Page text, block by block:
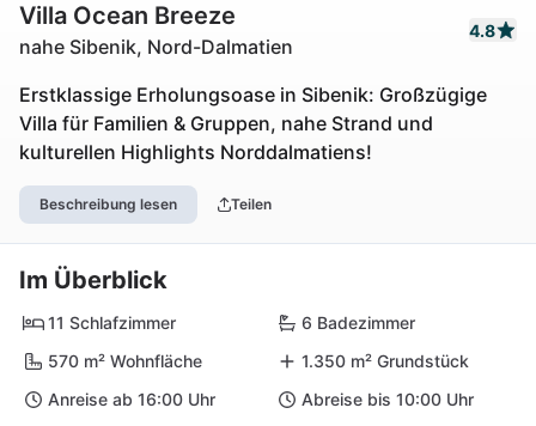
Villa Ocean Breeze
nahe Sibenik, Nord-Dalmatien
4.8
Erstklassige Erholungsoase in Sibenik: Großzügige
Villa für Familien & Gruppen, nahe Strand und
kulturellen Highlights Norddalmatiens!
Beschreibung lesen Teilen
Im Überblick
11 Schlafzimmer
6 Badezimmer
570 m² Wohnfläche
1.350 m² Grundstück
Anreise ab 16:00 Uhr
Abreise bis 10:00 Uhr